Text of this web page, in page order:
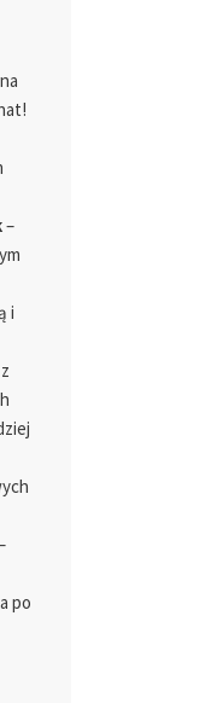
–
i
po